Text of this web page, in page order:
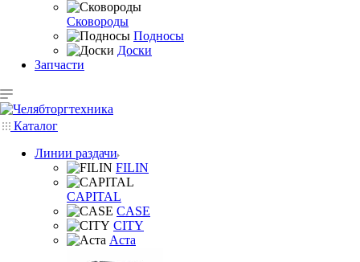
Сковороды
Подносы
Доски
Запчасти
Каталог
Линии раздачи
FILIN
CAPITAL
CASE
CITY
Аста